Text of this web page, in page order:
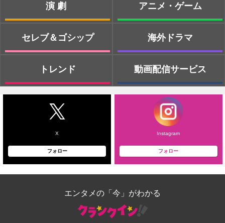
演劇
セレブ＆ゴシップ
トレンド
アニメ・ゲーム
海外ドラマ
動画配信サービス
X
フォロー
Instagram
フォロー
エンタメの「今」がわかる